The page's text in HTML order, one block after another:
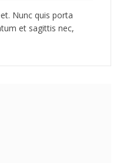
Nunc quis porta
et sagittis nec,